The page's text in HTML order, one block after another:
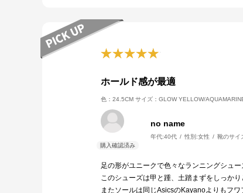
ホールド感が最適
色：24.5CM サイズ：GLOW YELLOW/
no name
年代:40代 性別:女性 靴のサイ
足の形がユニークで色々なランニングシュ
このシューズは甲と踵、土踏まずをしっか
またソールは同じAsicsのKayanoよりもフ